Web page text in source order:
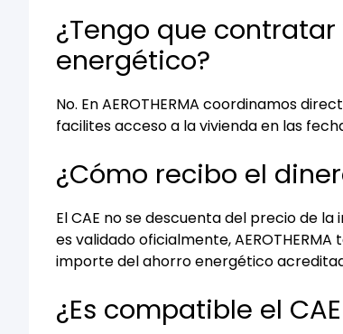
¿Tengo que
energético?
No. En AEROTHERMA coordinamos
facilites acceso a la vivienda en las
¿Cómo recibo el
El CAE no se descuenta del precio de
es validado oficialmente, AEROTHERMA
importe del ahorro energético
¿Es compatible el